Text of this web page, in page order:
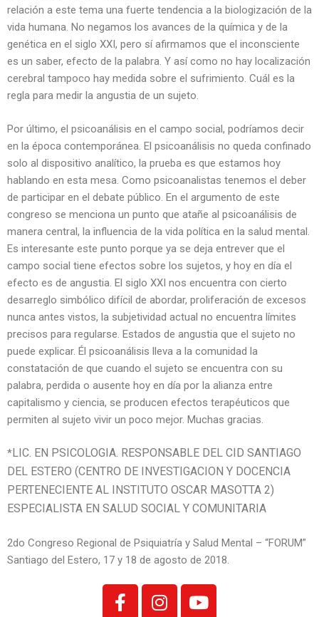
relación a este tema una fuerte tendencia a la biologización de la
vida humana. No negamos los avances de la química y de la
genética en el siglo XXI, pero sí afirmamos que el inconsciente
es un saber, efecto de la palabra. Y así como no hay localización
cerebral tampoco hay medida sobre el sufrimiento. Cuál es la
regla para medir la angustia de un sujeto.
Por último, el psicoanálisis en el campo social, podríamos decir
en la época contemporánea. El psicoanálisis no queda confinado
solo al dispositivo analítico, la prueba es que estamos hoy
hablando en esta mesa. Como psicoanalistas tenemos el deber
de participar en el debate público. En el argumento de este
congreso se menciona un punto que atañe al psicoanálisis de
manera central, la influencia de la vida política en la salud mental.
Es interesante este punto porque ya se deja entrever que el
campo social tiene efectos sobre los sujetos, y hoy en día el
efecto es de angustia. El siglo XXI nos encuentra con cierto
desarreglo simbólico difícil de abordar, proliferación de excesos
nunca antes vistos, la subjetividad actual no encuentra límites
precisos para regularse. Estados de angustia que el sujeto no
puede explicar. Él psicoanálisis lleva a la comunidad la
constatación de que cuando el sujeto se encuentra con su
palabra, perdida o ausente hoy en día por la alianza entre
capitalismo y ciencia, se producen efectos terapéuticos que
permiten al sujeto vivir un poco mejor. Muchas gracias.
*LIC. EN PSICOLOGIA. RESPONSABLE DEL CID SANTIAGO
DEL ESTERO (CENTRO DE INVESTIGACION Y DOCENCIA
PERTENECIENTE AL INSTITUTO OSCAR MASOTTA 2)
ESPECIALISTA EN SALUD SOCIAL Y COMUNITARIA
2do Congreso Regional de Psiquiatría y Salud Mental – “FORUM”
Santiago del Estero, 17 y 18 de agosto de 2018.